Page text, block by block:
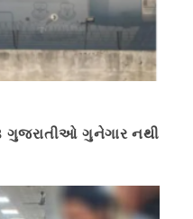
ગુજરાતીઓ ગુનેગાર નથી